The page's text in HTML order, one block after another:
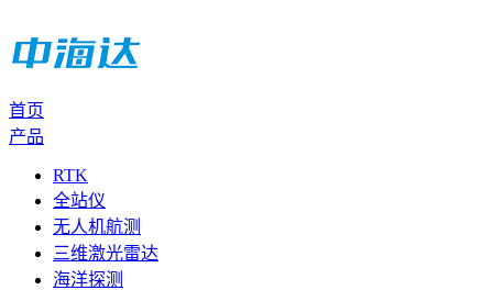
首页
产品
RTK
全站仪
无人机航测
三维激光雷达
海洋探测